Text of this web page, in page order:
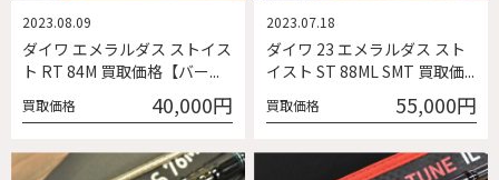
ダイワ エメラルダス ストイス
ト RT 84M 買取価格【バー...
2023.08.09
買取価格 40,000円
ダイワ 23 エメラルダス スト
イスト ST 88ML SMT 買取価...
2023.07.18
買取価格 55,000円